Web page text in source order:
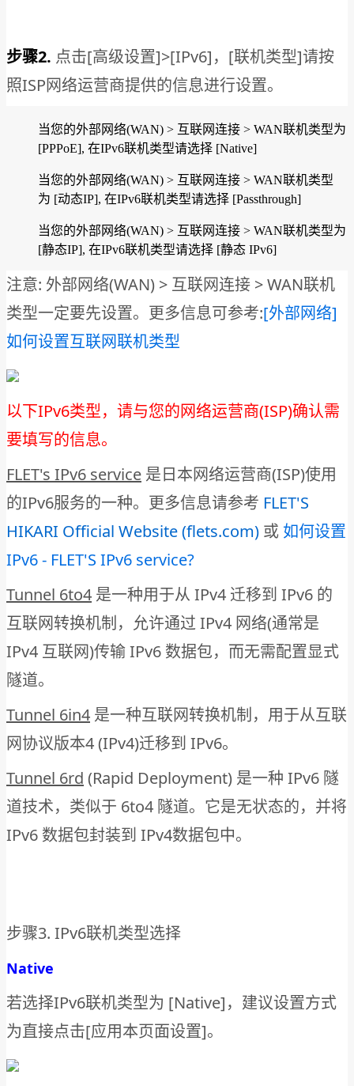
步骤2. 点击[高级设置]>[IPv6]，[联机类型]请按
照ISP网络运营商提供的信息进行设置。
当您的外部网络(WAN) > 互联网连接 > WAN联机类型为
[PPPoE], 在IPv6联机类型请选择 [Native]
当您的外部网络(WAN) > 互联网连接 > WAN联机类型
为 [动态IP], 在IPv6联机类型请选择 [Passthrough]
当您的外部网络(WAN) > 互联网连接 > WAN联机类型为
[静态IP], 在IPv6联机类型请选择 [静态 IPv6]
注意: 外部网络(WAN) > 互联网连接 > WAN联机
类型一定要先设置。更多信息可参考:[外部网络]
如何设置互联网联机类型
以下IPv6类型，请与您的网络运营商(ISP)确认需
要填写的信息。
FLET's IPv6 service 是日本网络运营商(ISP)使用
的IPv6服务的一种。更多信息请参考 FLET'S
HIKARI Official Website (flets.com) 或 如何设置
IPv6 - FLET'S IPv6 service?
Tunnel 6to4 是一种用于从 IPv4 迁移到 IPv6 的
互联网转换机制，允许通过 IPv4 网络(通常是
IPv4 互联网)传输 IPv6 数据包，而无需配置显式
隧道。
Tunnel 6in4 是一种互联网转换机制，用于从互联
网协议版本4 (IPv4)迁移到 IPv6。
Tunnel 6rd (Rapid Deployment) 是一种 IPv6 隧
道技术，类似于 6to4 隧道。它是无状态的，并将
IPv6 数据包封装到 IPv4数据包中。
步骤3. IPv6联机类型选择
Native
若选择IPv6联机类型为 [Native]，建议设置方式
为直接点击[应用本页面设置]。